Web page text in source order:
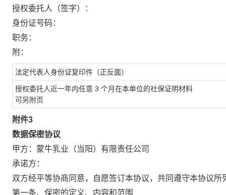
授权委托人（签字）：
身份证号码：
职务：
附：
法定代表人身份证复印件（正反面）
授权委托人近一年内任意 3 个月在本单位的社保证明材料
可另附页
附件3
数据保密协议
甲方：蒙牛乳业（当阳）有限责任公司
承诺方：
双方经平等协商同意，自愿签订本协议，共同遵守本协议所
第一条、保密的定义、内容和范围